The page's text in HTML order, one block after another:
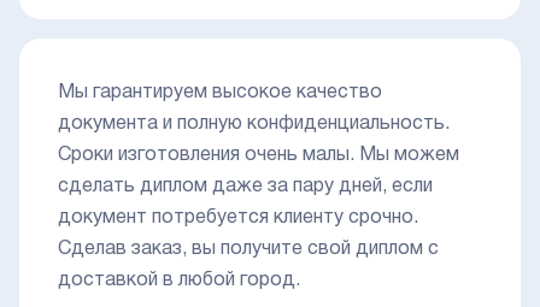
Мы гарантируем высокое качество
документа и полную конфиденциальность.
Сроки изготовления очень малы. Мы можем
сделать диплом даже за пару дней, если
документ потребуется клиенту срочно.
Сделав заказ, вы получите свой диплом с
доставкой в любой город.